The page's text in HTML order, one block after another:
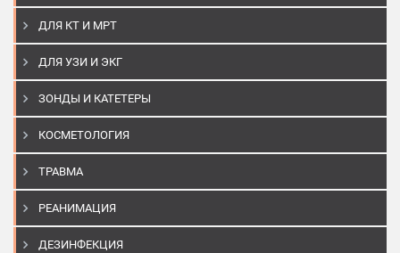
ДЛЯ КТ И МРТ
ДЛЯ УЗИ И ЭКГ
ЗОНДЫ И КАТЕТЕРЫ
КОСМЕТОЛОГИЯ
ТРАВМА
РЕАНИМАЦИЯ
ДЕЗИНФЕКЦИЯ